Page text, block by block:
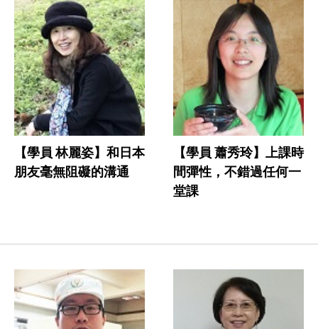
【學員 林麗姿】和日本
朋友毫無阻礙的溝通
【學員 蕭秀玲】上課時
間彈性，不錯過任何一
堂課